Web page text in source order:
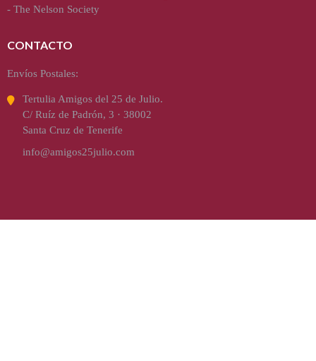
- The Nelson Society
CONTACTO
Envíos Postales:
Tertulia Amigos del 25 de Julio.
C/ Ruíz de Padrón, 3 · 38002
Santa Cruz de Tenerife
info@amigos25julio.com